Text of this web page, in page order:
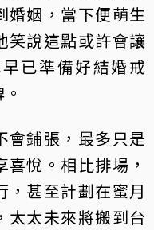
婚姻，當下便萌生
笑說這點或許會讓
已準備好結婚戒
會鋪張，最多只是
悅。相比排場，
，甚至計劃在蜜月
太太未來將搬到台